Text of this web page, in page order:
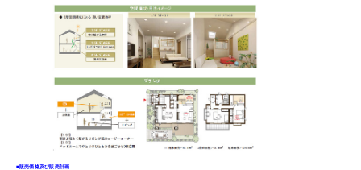
■販売価格及び販売計画